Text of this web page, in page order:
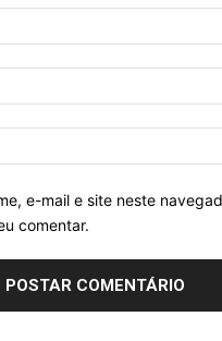
e-mail e site neste
comentar.